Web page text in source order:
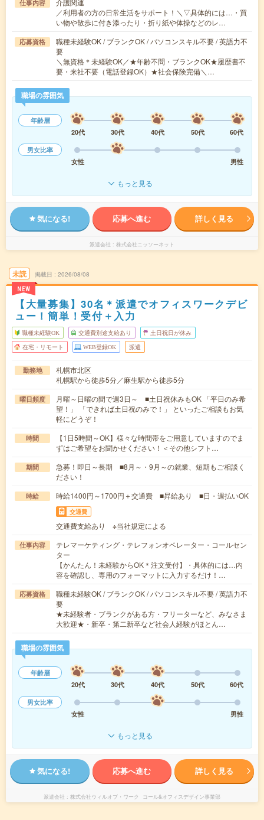
仕事内容
介護関連
／利用者の方の日常生活をサポート！＼▽具体的には…・買
い物や散歩に付き添ったり・折り紙や体操などのレ…
応募資格
職種未経験OK / ブランクOK / パソコンスキル不要 / 英語力不
要
＼無資格＊未経験OK／★年齢不問・ブランクOK★履歴書不
要・来社不要（電話登録OK）★社会保険完備＼…
職場の雰囲気
年齢層
20代
30代 40代 50代
60代
男女比率
女性
男性
もっと見る
気になる! 応募へ進む 詳しく見る
派遣会社 株式会社ニッソーネット
未読
NEW
掲載日 2026/08/08
【大量募集】30名＊派遣でオフィスワークデビ
ュー！簡単！受付＋入力
職種未経験OK 交通費別途支給あり 土日祝日が休み
在宅・リモート WEB登録OK 派遣
勤務地
札幌市北区
札幌駅から徒歩5分／麻生駅から徒歩5分
曜日頻度
月曜～日曜の間で週3日～ ■土日祝休みもOK 「平日のみ希
望！」 「できれば土日祝のみで！」 といったご相談もお気
軽にどうぞ！
時間
【1日5時間～OK】様々な時間帯をご用意していますのでま
ずはご希望をお聞かせください！＜その他シフト…
期間
急募！即日～長期 ■8月～・9月～の就業、短期もご相談く
ださい！
時給 時給1400円～1700円＋交通費 ■昇給あり ■日・週払いOK
交通費
交通費支給あり ※当社規定による
仕事内容
テレマーケティング・テレフォンオペレーター・コールセン
ター
【かんたん！未経験からOK＊注文受付】・具体的には…内
容を確認し、専用のフォーマットに入力するだけ！…
応募資格
職種未経験OK / ブランクOK / パソコンスキル不要 / 英語力不
要
★未経験者・ブランクがある方・フリーターなど、みなさま
大歓迎★・新卒・第二新卒など社会人経験がほとん…
職場の雰囲気
年齢層
20代
30代 40代 50代
60代
男女比率
女性
男性
もっと見る
気になる! 応募へ進む 詳しく見る
派遣会社 株式会社ウィルオブ・ワーク コール&オフィスデザイン事業部